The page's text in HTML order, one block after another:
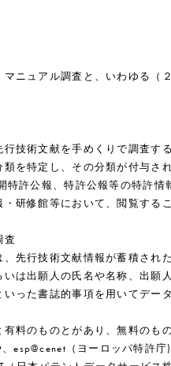
ニュアル調査と、いわゆる（
技術文献を手めくりで調査す
を特定し、その分類が付与さ
特許公報、特許公報等の特許情
研修館等において、閲覧する
査
先行技術文献情報が蓄積され
は出願人の氏名や名称、出願
った書誌的事項を用いてデー
料のものとがあり、無料のも
esp@cenet（ヨーロッパ特許